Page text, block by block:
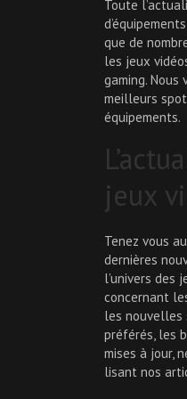
Toute
que de
les jeux
gaming. Nous
meilleurs
équipements.
jeux
Tenez vous
dernières
l’univers des
concernant
les nouvelles
préférés, les
mises à jour,
lisant nos